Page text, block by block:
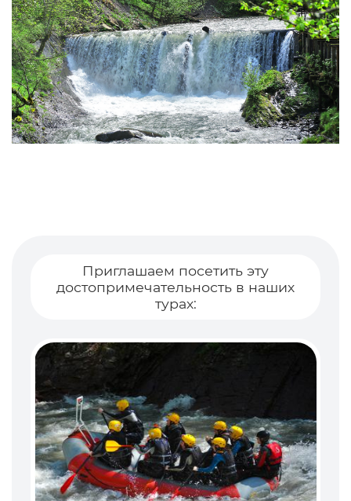
Приглашаем посетить эту
достопримечательность в наших
турах: